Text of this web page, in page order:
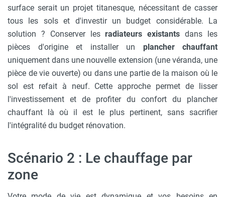
surface serait un projet titanesque, nécessitant de casser
tous les sols et d'investir un budget considérable. La
solution ? Conserver lesradiateurs existants dans les
pièces d'origine et installer un plancher chauffant
uniquement dans une nouvelle extension (une véranda, une
pièce de vie ouverte) ou dans une partie de la maison où le
sol est refait à neuf. Cette approche permet de lisser
l'investissement et de profiter du confort du plancher
chauffant là où il est le plus pertinent, sans sacrifier
l'intégralité du budget rénovation.
Scénario 2 : Le chauffage par
zone